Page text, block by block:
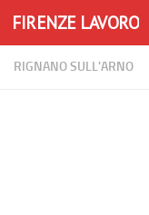
Skip to content
FIRENZE LAVORO
RIGNANO SULL'ARNO